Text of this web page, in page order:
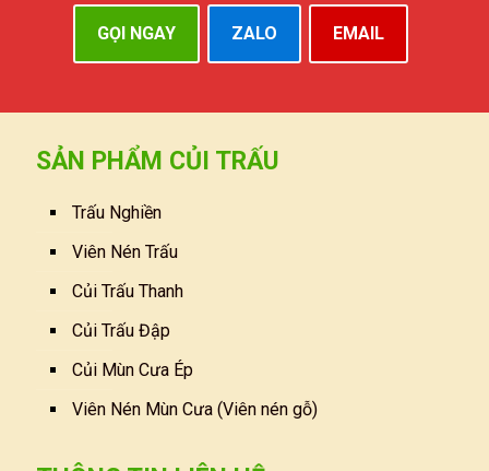
GỌI NGAY ZALO EMAIL
SẢN PHẨM CỦI TRẤU
Trấu Nghiền
Viên Nén Trấu
Củi Trấu Thanh
Củi Trấu Đập
Củi Mùn Cưa Ép
Viên Nén Mùn Cưa (Viên nén gỗ)